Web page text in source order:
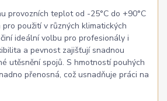
provozních teplot od -25°C do +90°C
použití v různých klimatických
ideální volbu pro profesionály i
a pevnost zajišťují snadnou
utěsnění spojů. S hmotností pouhých
přenosná, což usnadňuje práci na